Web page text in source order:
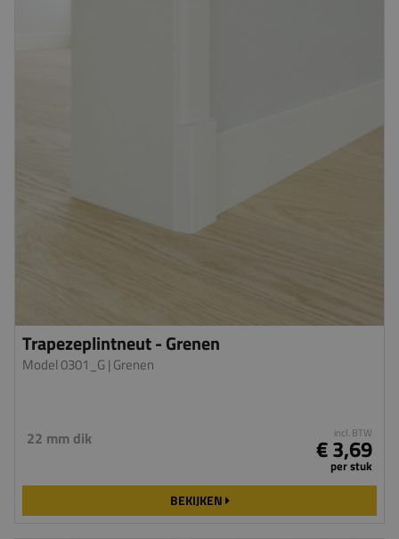
Trapezeplintneut - Grenen
Model 0301_G | Grenen
22 mm dik incl. BTW
€ 3,69
per stuk
BEKIJKEN